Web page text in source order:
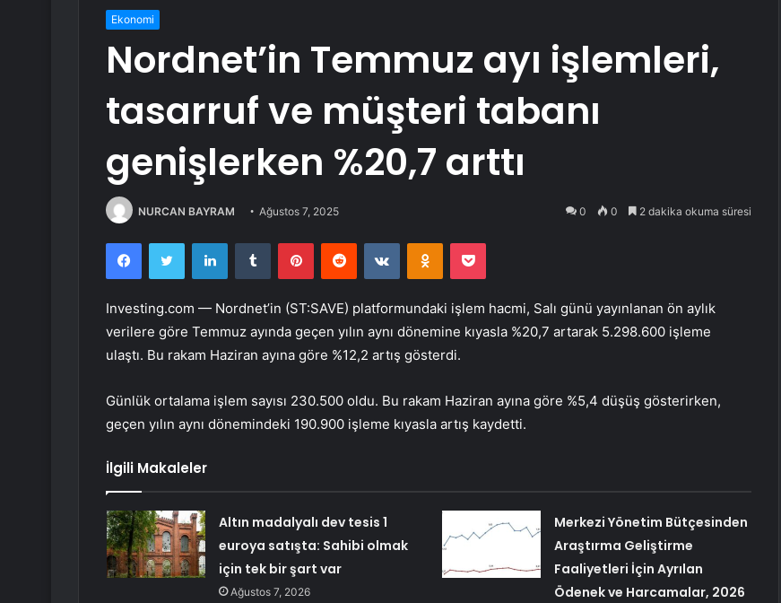
Ekonomi
Nordnet’in Temmuz ayı işlemleri,
tasarruf ve müşteri tabanı
genişlerken %20,7 arttı
NURCAN BAYRAM Ağustos 7, 2025 0 0 2 dakika okuma süresi
FacebookTwitter LinkedInTumblr PinterestReddit VKontakteOdnoklassniki
Pocket
Investing.com — Nordnet’in (ST:SAVE) platformundaki işlem hacmi, Salı günü yayınlanan ön aylık
verilere göre Temmuz ayında geçen yılın aynı dönemine kıyasla %20,7 artarak 5.298.600 işleme
ulaştı. Bu rakam Haziran ayına göre %12,2 artış gösterdi.
Günlük ortalama işlem sayısı 230.500 oldu. Bu rakam Haziran ayına göre %5,4 düşüş gösterirken,
geçen yılın aynı dönemindeki 190.900 işleme kıyasla artış kaydetti.
İlgili Makaleler
Altın madalyalı dev tesis 1
euroya satışta: Sahibi olmak
için tek bir şart var
Ağustos 7, 2026
Merkezi Yönetim Bütçesinden
Araştırma Geliştirme
Faaliyetleri İçin Ayrılan
Ödenek ve Harcamalar, 2026